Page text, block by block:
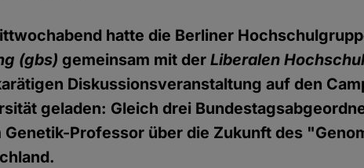
hatte die Berliner
(gbs) gemeinsam mit derLiberalen
Diskussionsveranstaltung auf den
geladen: Gleich drei
Genetik-Professor über die Zukunft des